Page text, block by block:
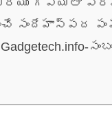
సందేహాస్పద